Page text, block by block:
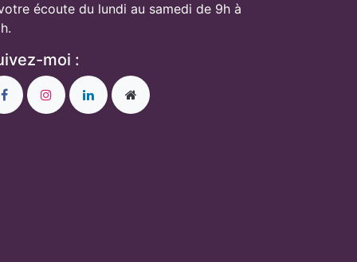
écoute du lundi au samedi de 9h à
moi :